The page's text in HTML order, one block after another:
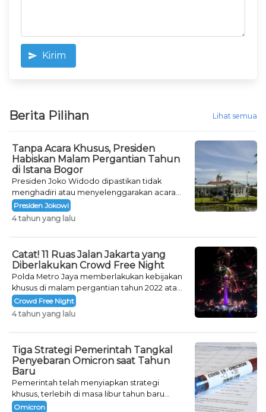
Kirim
Berita Pilihan Lihat semua
Tanpa Acara Khusus, Presiden
Habiskan Malam Pergantian Tahun
di Istana Bogor
Presiden Joko Widodo dipastikan tidak
menghadiri atau menyelenggarakan acara
khusus untuk mengisi malam pergantian
tahun.
Presiden Jokowi
4 tahun yang lalu
Catat! 11 Ruas Jalan Jakarta yang
Diberlakukan Crowd Free Night
Polda Metro Jaya memberlakukan kebijakan
khusus di malam pergantian tahun 2022 atau
Crowd Free Night selama dua hari.
Crowd Free Night
4 tahun yang lalu
Tiga Strategi Pemerintah Tangkal
Penyebaran Omicron saat Tahun
Baru
Pemerintah telah menyiapkan strategi
khusus, terlebih di masa libur tahun baru
seperti saat ini.
Omicron